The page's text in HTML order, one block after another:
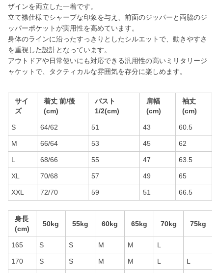
ザインを両立した一着です。
立て襟仕様でシャープな印象を与え、前面のジッパーと両脇のジ
ッパーポケットが実用性を高めています。
身体のラインに沿ったすっきりとしたシルエットで、動きやすさ
を重視した設計となっています。
アウトドアや日常使いにも対応できる汎用性の高いミリタリージ
ャケットで、タクティカルな雰囲気を存分に楽しめます。
サイ
ズ
着丈 前/後
(cm)
バスト
1/2(cm)
肩幅
(cm)
袖丈
(cm)
S 64/62 51 43 60.5
M 66/64 53 45 62
L 68/66 55 47 63.5
XL 70/68 57 49 65
XXL 72/70 59 51 66.5
身長
(cm)
50kg 55kg 60kg 65kg 70kg 75kg
165 S S M M L
170 S S M M L L